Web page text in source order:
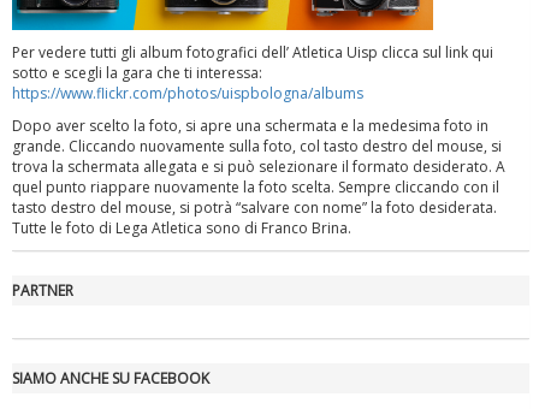
Tiziano Pesce a Radio InBlu2000 traccia il bilancio della stagione
Per vedere tutti gli album fotografici dell’ Atletica Uisp clicca sul link qui
sotto e scegli la gara che ti interessa:
https://www.flickr.com/photos/uispbologna/albums
Dopo aver scelto la foto, si apre una schermata e la medesima foto in
grande. Cliccando nuovamente sulla foto, col tasto destro del mouse, si
trova la schermata allegata e si può selezionare il formato desiderato. A
quel punto riappare nuovamente la foto scelta. Sempre cliccando con il
tasto destro del mouse, si potrà “salvare con nome” la foto desiderata.
Tutte le foto di Lega Atletica sono di Franco Brina.
PARTNER
SIAMO ANCHE SU FACEBOOK